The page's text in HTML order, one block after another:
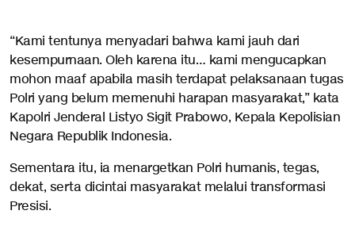
“Kami tentunya menyadari bahwa kami jauh dari
kesempurnaan. Oleh karena itu… kami mengucapkan
mohon maaf apabila masih terdapat pelaksanaan tugas
Polri yang belum memenuhi harapan masyarakat,” kata
Kapolri Jenderal Listyo Sigit Prabowo, Kepala Kepolisian
Negara Republik Indonesia.
Sementara itu, ia menargetkan Polri humanis, tegas,
dekat, serta dicintai masyarakat melalui transformasi
Presisi.